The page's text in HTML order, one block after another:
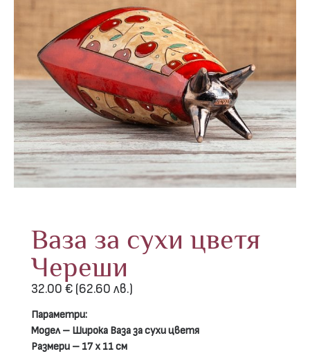
Ваза за сухи цветя
Череши
32.00 € (62.60 лв.)
Параметри:
Модел – Широка Ваза за сухи цветя
Размери – 17 х 11 см